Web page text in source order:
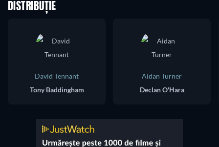
DISTRIBUȚIE
David Tennant
Tony Baddingham
Aidan Turner
Declan O'Hara